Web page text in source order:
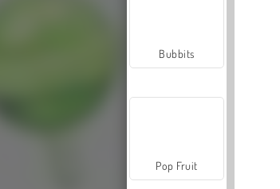
Bubbits
Pop Fruit